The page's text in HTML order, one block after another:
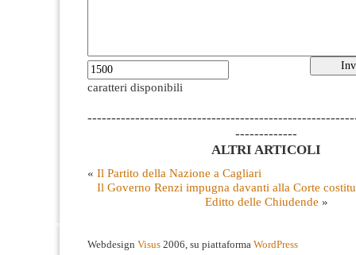
caratteri disponibili
-------------
ALTRI ARTICOLI
« Il Partito della Nazione a Cagliari
Il Governo Renzi impugna davanti alla Corte
Editto delle Chiudende »
Webdesign Visus 2006, su piattaforma WordPress